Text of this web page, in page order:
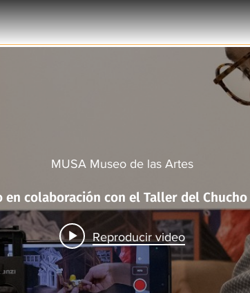
MUSA Museo de las Artes
Reproducir video